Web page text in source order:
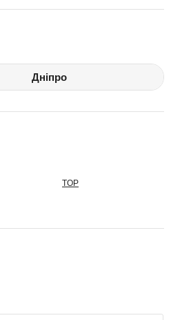
Дніпро
TOP